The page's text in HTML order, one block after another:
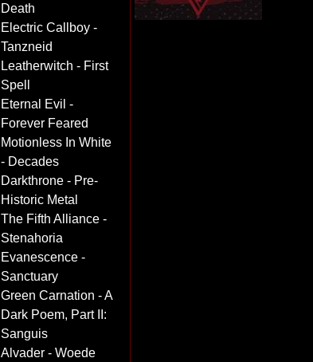
Death
Electric Callboy -
Tanzneid
Leatherwitch - First
Spell
Eternal Evil -
Forever Feared
Motionless In White
- Decades
Darkthrone - Pre-
Historic Metal
The Fifth Alliance -
Stenahoria
Evanescence -
Sanctuary
Green Carnation - A
Dark Poem, Part II:
Sanguis
Alvader - Woede